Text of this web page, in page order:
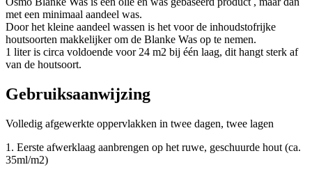
met een minimaal aandeel was.
Door het kleine aandeel wassen is het voor de inhoudstofrijke
houtsoorten makkelijker om de Blanke Was op te nemen.
1 liter is circa voldoende voor 24 m2 bij één laag, dit hangt sterk af
van de houtsoort.
Gebruiksaanwijzing
Volledig afgewerkte oppervlakken in twee dagen, twee lagen
1. Eerste afwerklaag aanbrengen op het ruwe, geschuurde hout (ca.
35ml/m2)